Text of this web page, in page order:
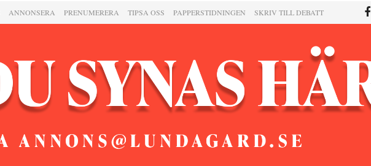
ANNONSERA PRENUMERERA TIPSA OSS PAPPERSTIDNINGEN SKRIV TILL DEBATT